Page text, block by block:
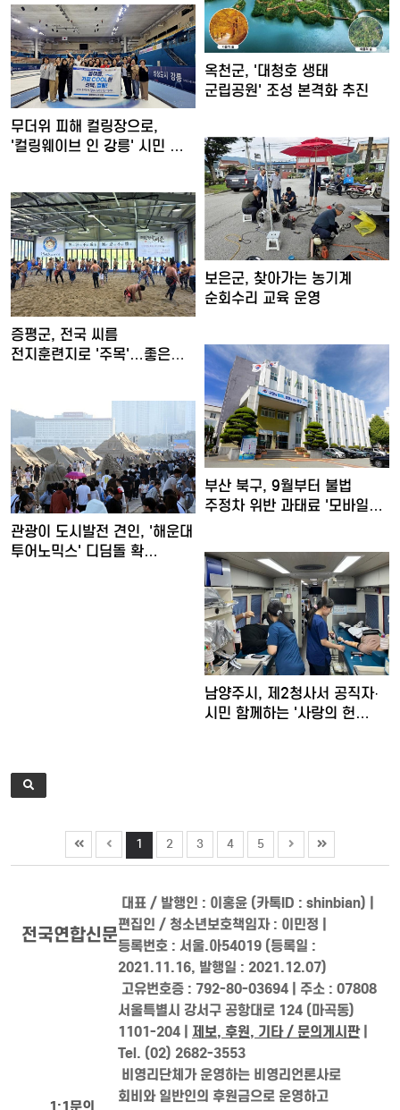
옥천군, '대청호 생태
군립공원' 조성 본격화 추진
무더위 피해 컬링장으로,
'컬링웨이브 인 강릉' 시민 …
보은군, 찾아가는 농기계
순회수리 교육 운영
증평군, 전국 씨름
전지훈련지로 '주목'…좋은
부산 북구, 9월부터 불법
주정차 위반 과태료 '모바일…
관광이 도시발전 견인, '해운대
투어노믹스' 디딤돌 확…
남양주시, 제2청사서 공직자·
시민 함께하는 '사랑의 헌…
1 2 3 4 5
전국연합신문
대표 / 발행인 : 이홍윤 (카톡ID : shinbian) |
편집인 / 청소년보호책임자 : 이민정 |
등록번호 : 서울.아54019 (등록일 :
2021.11.16, 발행일 : 2021.12.07)
고유번호증 : 792-80-03694 | 주소 : 07808
서울특별시 강서구 공항대로 124 (마곡동)
1101-204 | 제보, 후원, 기타 / 문의게시판|
Tel. (02) 2682-3553
비영리단체가 운영하는 비영리언론사로
회비와 일반인의 후원금으로 운영하고